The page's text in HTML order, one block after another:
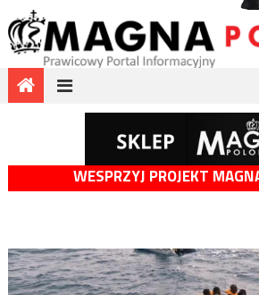
WESPRZYJ PROJEKT